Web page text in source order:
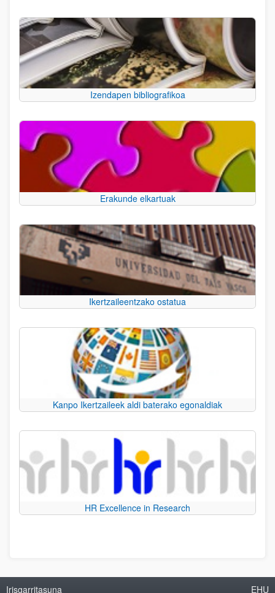
Izendapen bibliografikoa
Erakunde elkartuak
Ikertzaileentzako ostatua
Kanpo Ikertzaileek aldi baterako egonaldiak
HR Excellence in Research
Irisgarritasuna EHU